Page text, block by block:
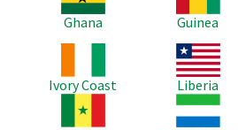
Ghana
Guinea
Ivory Coast
Imagem
Liberia
Imagem
Imagem